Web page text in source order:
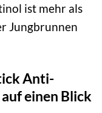
ist mehr als
Jungbrunnen
Anti-
einen Blick